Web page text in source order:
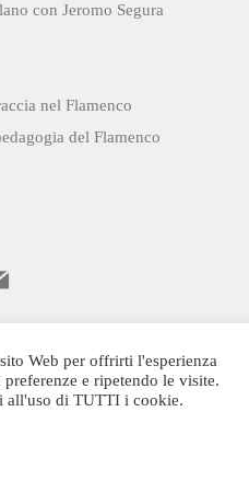
con Jeromo Segura
nel Flamenco
del Flamenco
Tutti i diritti riservati.
Web per offrirti l'esperienza
e ripetendo le visite.
all'uso di TUTTI i cookie.